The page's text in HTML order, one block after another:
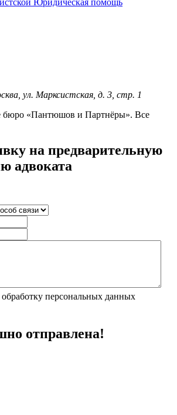
ул. Марксистская, д. 3, стр. 1
бюро «Пантюшов и Партнёры». Все
на предварительную
адвоката
персональных данных
отправлена!